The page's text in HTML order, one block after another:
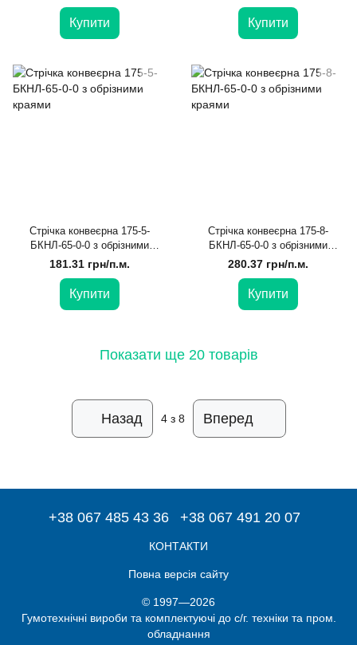
Купити Купити
Стрічка конвеєрна 175-5-
БКНЛ-65-0-0 з обрізними
краями
181.31 грн/п.м.
Купити
Стрічка конвеєрна 175-8-
БКНЛ-65-0-0 з обрізними
краями
280.37 грн/п.м.
Купити
Показати ще 20 товарів
Назад 4з 8 Вперед
+38 067 485 43 36 +38 067 491 20 07
КОНТАКТИ
Повна версія сайту
© 1997—2026
Гумотехнічні вироби та комплектуючі до с/г. техніки та пром.
обладнання